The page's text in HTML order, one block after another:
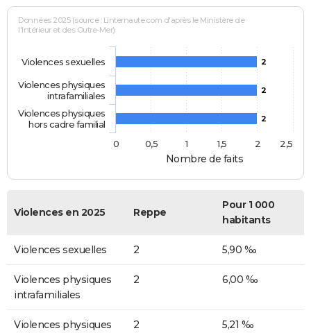
Nombre de faits
Données 2025 (source : Linternaute.com d'après le Ministère de
l'Intérieur et des Outre-Mer)
2
2
2
Violences sexuelles
Violences physiques
intrafamiliales
Violences physiques
hors cadre familial
0
0,5 1 1,5 2 2,5
Violences en 2025 Reppe
Pour 1 000
habitants
Violences sexuelles 2 5,90 ‰
Violences physiques
intrafamiliales
2 6,00 ‰
Violences physiques
2 5,21 ‰